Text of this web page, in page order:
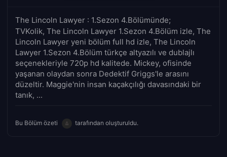
The Lincoln Lawyer : 1.Sezon 4.Bölümünde;
TVKolik, The Lincoln Lawyer 1.Sezon 4.Bölüm izle, The
Lincoln Lawyer yeni bölüm full hd izle, The Lincoln
Lawyer 1.Sezon 4.Bölüm türkçe altyazılı ve dublajlı
seçenekleriyle 720p hd kalitede. Mickey, ofisinde
yaşanan olaydan sonra Dedektif Griggs'le arasını
düzeltir. Maggie'nin insan kaçakçılığı davasındaki bir
tanık, ...
Bu Bölüm özeti tarafından oluşturuldu.